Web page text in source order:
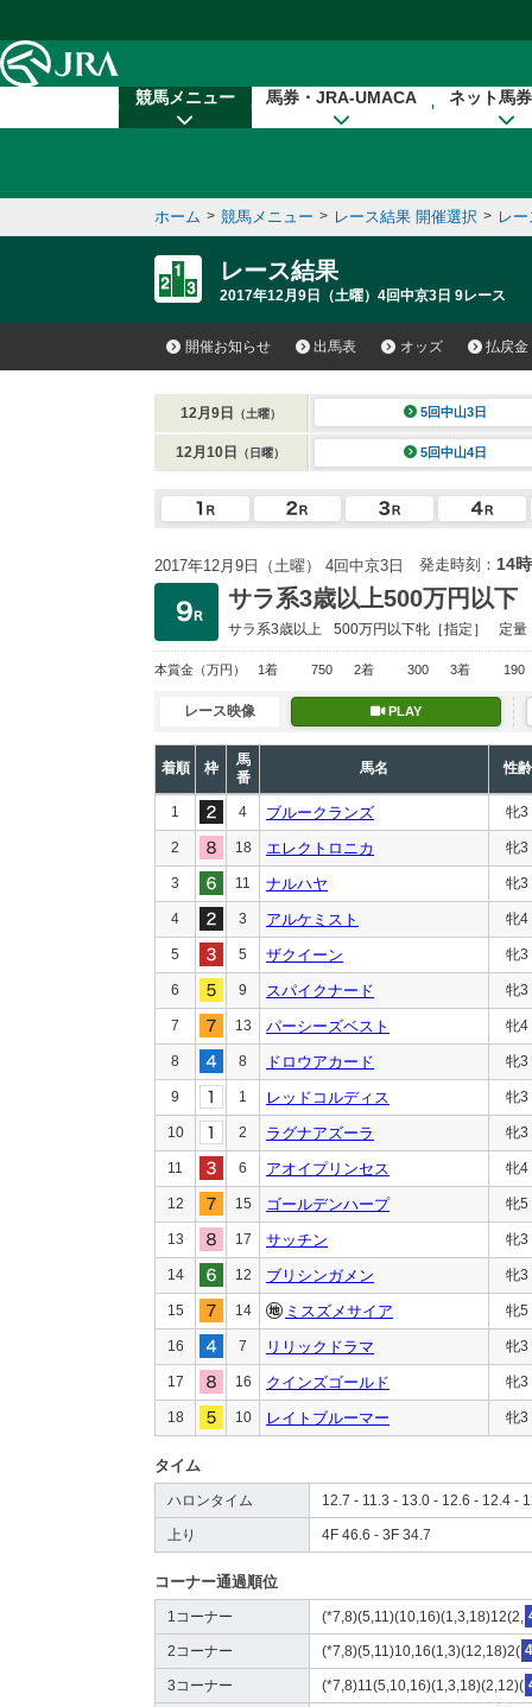
競馬メニュー 馬券・JRA-UMACA ネット馬
ホーム > 競馬メニュー > レース結果 開催選択 > レ
レース結果
2017年12月9日（土曜）4回中京3日 9レース
開催お知らせ 出馬表 オッズ 払戻金
12月9日 （土曜） 5回中山3日
12月10日 （日曜） 5回中山4日
2017年12月9日（土曜） 4回中京3日 発走時刻： 14
サラ系3歳以上500万円以下
サラ系3歳以上 500万円以下牝［指定］ 定量
本賞金 （万円） 1着 750 2着 300 3着 190
レース映像 PLAY
着順 枠
馬
番
馬名 性齢
1 4 ブルークランズ 牝3
2 18 エレクトロニカ 牝3
3 11 ナルハヤ 牝3
4 3 アルケミスト 牝4
5 5 ザクイーン 牝3
6 9 スパイクナード 牝3
7 13 パーシーズベスト 牝4
8 8 ドロウアカード 牝3
9 1 レッドコルディス 牝3
10 2 ラグナアズーラ 牝3
11 6 アオイプリンセス 牝4
12 15 ゴールデンハープ 牝5
13 17 サッチン 牝3
14 12 ブリシンガメン 牝3
15 14 ミスズメサイア 牝5
16 7 リリックドラマ 牝3
17 16 クインズゴールド 牝3
18 10 レイトブルーマー 牝3
タイム
ハロンタイム 12.7 - 11.3 - 13.0 - 12.6 - 12.4 -
上り 4F 46.6 - 3F 34.7
コーナー通過順位
1コーナー (*7,8)(5,11)(10,16)(1,3,18)12(2,
2コーナー (*7,8)(5,11)10,16(1,3)(12,18)2( 4
3コーナー (*7,8)11(5,10,16)(1,3,18)(2,12)(